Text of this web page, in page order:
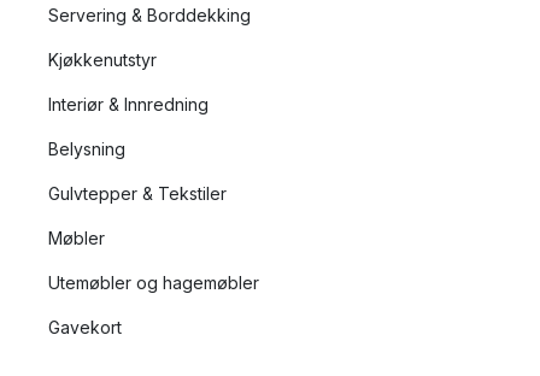
Servering & Borddekking
Kjøkkenutstyr
Interiør & Innredning
Belysning
Gulvtepper & Tekstiler
Møbler
Utemøbler og hagemøbler
Gavekort